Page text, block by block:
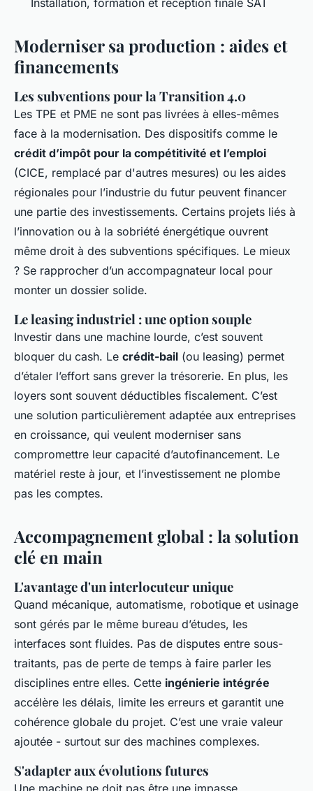
Moderniser sa production : aides et
financements
Les subventions pour la Transition 4.0
Les TPE et PME ne sont pas livrées à elles-mêmes
face à la modernisation. Des dispositifs comme le
crédit d’impôt pour la compétitivité et l’emploi
(CICE, remplacé par d'autres mesures) ou les aides
régionales pour l’industrie du futur peuvent financer
une partie des investissements. Certains projets liés à
l’innovation ou à la sobriété énergétique ouvrent
même droit à des subventions spécifiques. Le mieux
? Se rapprocher d’un accompagnateur local pour
monter un dossier solide.
Le leasing industriel : une option souple
Investir dans une machine lourde, c’est souvent
bloquer du cash. Le crédit-bail (ou leasing) permet
d’étaler l’effort sans grever la trésorerie. En plus, les
loyers sont souvent déductibles fiscalement. C’est
une solution particulièrement adaptée aux entreprises
en croissance, qui veulent moderniser sans
compromettre leur capacité d’autofinancement. Le
matériel reste à jour, et l’investissement ne plombe
pas les comptes.
Accompagnement global : la solution
clé en main
L'avantage d'un interlocuteur unique
Quand mécanique, automatisme, robotique et usinage
sont gérés par le même bureau d’études, les
interfaces sont fluides. Pas de disputes entre sous-
traitants, pas de perte de temps à faire parler les
disciplines entre elles. Cette ingénierie intégrée
accélère les délais, limite les erreurs et garantit une
cohérence globale du projet. C’est une vraie valeur
ajoutée - surtout sur des machines complexes.
S'adapter aux évolutions futures
Une machine ne doit pas être une impasse